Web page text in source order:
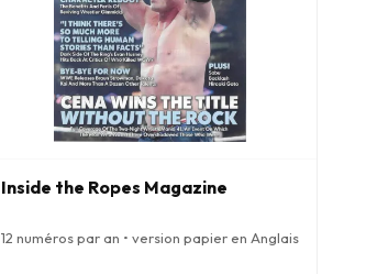
Inside the Ropes Magazine
12 numéros par an • version papier en Anglais